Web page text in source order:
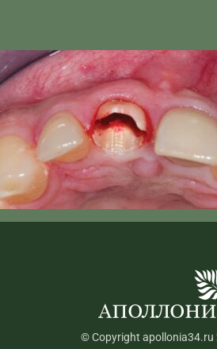
© Copyright apollonia34.ru